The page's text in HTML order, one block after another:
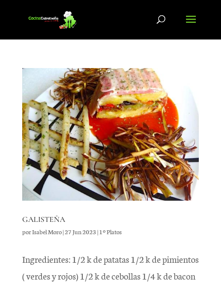
GALISTEÑA
porIsabel Moro|27 Jun 2023|1º Platos
Ingredientes: 1/2 k de patatas 1/2 k de pimientos
( verdes y rojos) 1/2 k de cebollas 1/4 k de bacon